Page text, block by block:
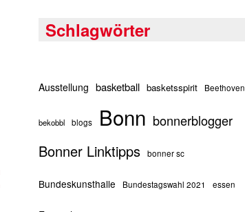
Schlagwörter
Ausstellung basketball basketsspirit Beethoven
bekobbl blogs Bonn bonnerblogger
Bonner Linktipps bonner sc
Bundeskunsthalle Bundestagswahl 2021 essen